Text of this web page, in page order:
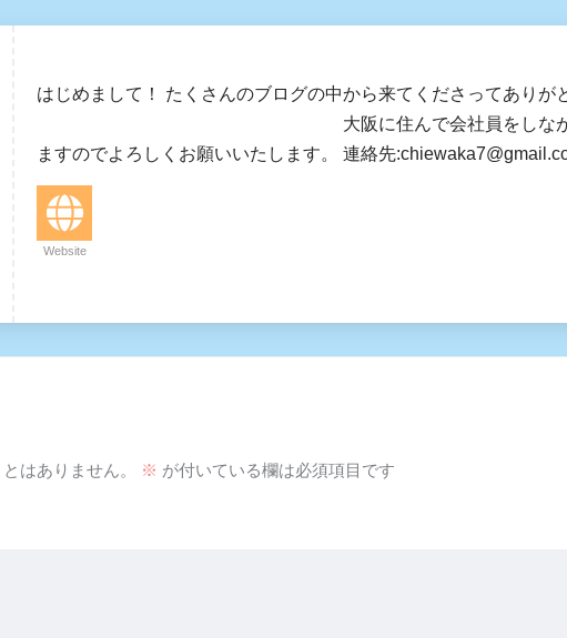
はじめまして！ たくさんのブログの中から来てくださってありが
大阪に住んで会社員をしながらブログをはじ
ますのでよろしくお願いいたします。 連絡先
Website
はありません。 ※ が付いている欄は必須項目です